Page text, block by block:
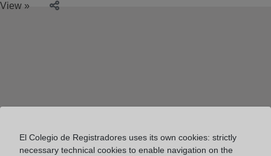
View »
El Colegio de Registradores uses its own cookies: strictly
necessary technical cookies to enable navigation on the